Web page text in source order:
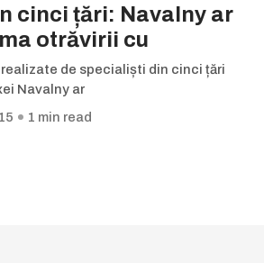
cinci țări: Navalny ar
otrăvirii cu
de specialiști din cinci țări
Navalny ar
1 min read